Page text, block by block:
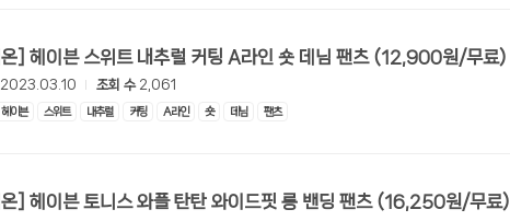
[롯데온] 헤이븐 스위트 내추럴 커팅 A라인 숏 데님 팬츠 (12,900원/무료)
2023.03.10 조회 수 2,061
헤이븐 스위트 내추럴 커팅 A라인 숏 데님 팬츠
[롯데온] 헤이븐 토니스 와플 탄탄 와이드핏 롱 밴딩 팬츠 (16,250원/무료)